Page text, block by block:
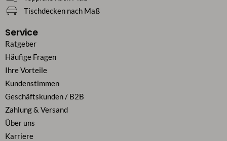
Tischdecken nach Maß
Service
Ratgeber
Häufige Fragen
Ihre Vorteile
Kundenstimmen
Geschäftskunden / B2B
Zahlung & Versand
Über uns
Karriere